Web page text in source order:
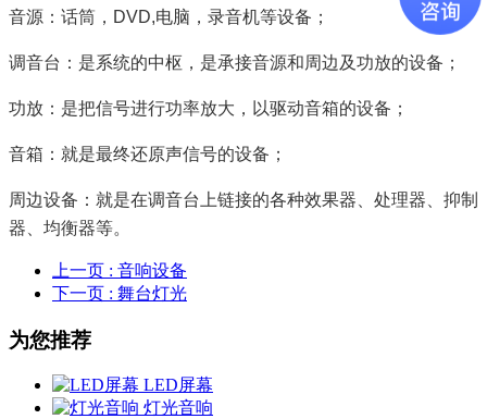
音源：话筒，DVD,电脑，录音机等设备；
调音台：是系统的中枢，是承接音源和周边及功放的设备；
功放：是把信号进行功率放大，以驱动音箱的设备；
音箱：就是最终还原声信号的设备；
周边设备：就是在调音台上链接的各种效果器、处理器、抑制
器、均衡器等。
上一页 : 音响设备
下一页 : 舞台灯光
为您推荐
LED屏幕
灯光音响